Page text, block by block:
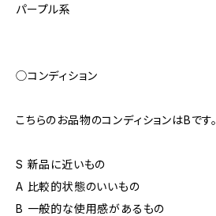
パープル系
◯コンディション
こちらのお品物のコンディションはBです。
S 新品に近いもの
A 比較的状態のいいもの
B 一般的な使用感があるもの